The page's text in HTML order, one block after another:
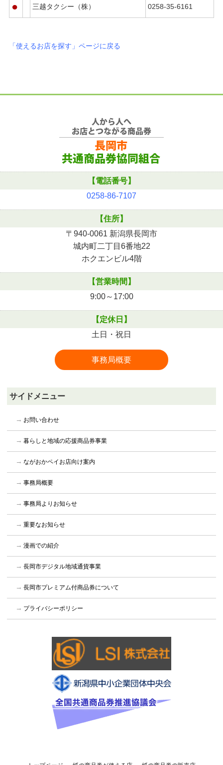
● 三越タクシー（株） 0258-35-6161
「使えるお店を探す」ページに戻る
【電話番号】
0258-86-7107
【住所】
〒940-0061 新潟県長岡市
城内町二丁目6番地22
ホクエンビル4階
【営業時間】
9:00～17:00
【定休日】
土日・祝日
事務局概要
サイドメニュー
お問い合わせ
暮らしと地域の応援商品券事業
ながおかペイお店向け案内
事務局概要
事務局よりお知らせ
重要なお知らせ
漫画での紹介
長岡市デジタル地域通貨事業
長岡市プレミアム付商品券について
プライバシーポリシー